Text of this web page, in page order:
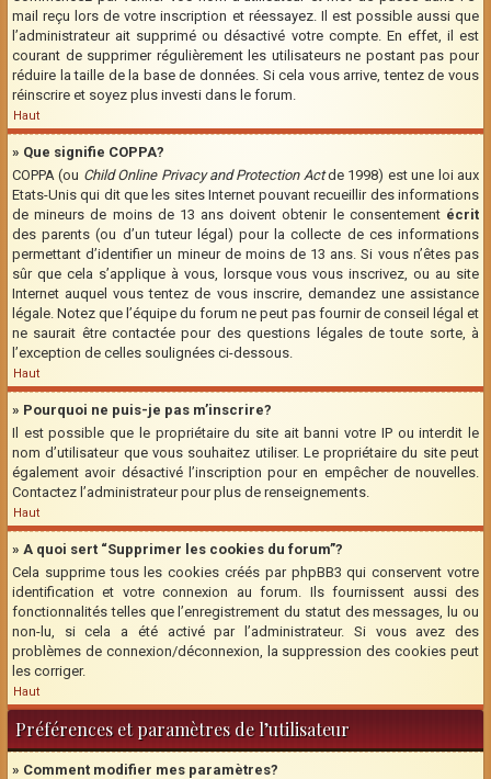
mail reçu lors de votre inscription et réessayez. Il est possible aussi que
l’administrateur ait supprimé ou désactivé votre compte. En effet, il est
courant de supprimer régulièrement les utilisateurs ne postant pas pour
réduire la taille de la base de données. Si cela vous arrive, tentez de vous
réinscrire et soyez plus investi dans le forum.
Haut
» Que signifie COPPA?
COPPA (ou Child Online Privacy and Protection Actde 1998) est une loi aux
Etats-Unis qui dit que les sites Internet pouvant recueillir des informations
de mineurs de moins de 13 ans doivent obtenir le consentement écrit
des parents (ou d’un tuteur légal) pour la collecte de ces informations
permettant d’identifier un mineur de moins de 13 ans. Si vous n’êtes pas
sûr que cela s’applique à vous, lorsque vous vous inscrivez, ou au site
Internet auquel vous tentez de vous inscrire, demandez une assistance
légale. Notez que l’équipe du forum ne peut pas fournir de conseil légal et
ne saurait être contactée pour des questions légales de toute sorte, à
l’exception de celles soulignées ci-dessous.
Haut
» Pourquoi ne puis-je pas m’inscrire?
Il est possible que le propriétaire du site ait banni votre IP ou interdit le
nom d’utilisateur que vous souhaitez utiliser. Le propriétaire du site peut
également avoir désactivé l’inscription pour en empêcher de nouvelles.
Contactez l’administrateur pour plus de renseignements.
Haut
» A quoi sert “Supprimer les cookies du forum”?
Cela supprime tous les cookies créés par phpBB3 qui conservent votre
identification et votre connexion au forum. Ils fournissent aussi des
fonctionnalités telles que l’enregistrement du statut des messages, lu ou
non-lu, si cela a été activé par l’administrateur. Si vous avez des
problèmes de connexion/déconnexion, la suppression des cookies peut
les corriger.
Haut
Préférences et paramètres de l’utilisateur
» Comment modifier mes paramètres?